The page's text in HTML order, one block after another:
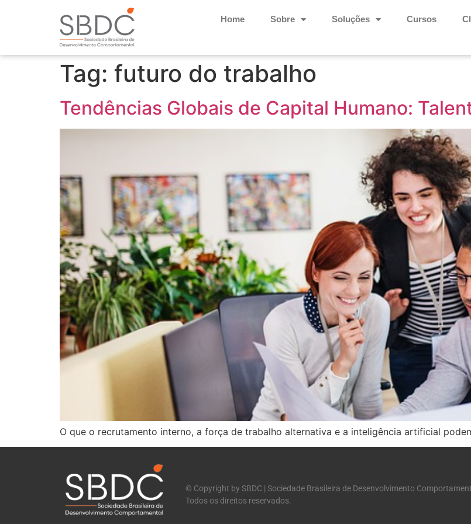
Home Sobre Soluções Cursos
Tag: futuro do trabalho
Tendências Globais de Capital Humano:
O que o recrutamento interno, a força de trabalho alternativa e a inteligência artificial
© Copyright by SBDC | Sociedade Brasileira de Desenvolvimento
Todos os direitos reservados.